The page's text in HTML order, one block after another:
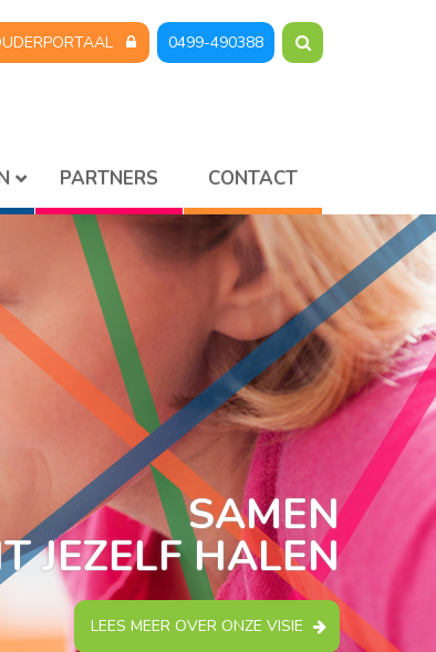
0499-490388
PARTNERS CONTACT
SAMEN
JEZELF HALEN
LEES MEER OVER ONZE VISIE